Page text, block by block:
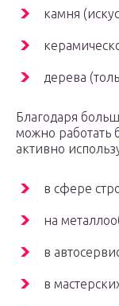
камня
дерева
Благодаря
можно работать
активно
в сфере
на
в
в